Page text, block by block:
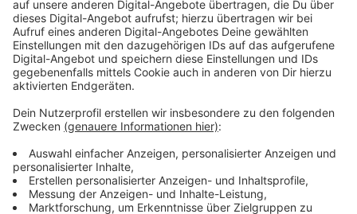
in der Regel nicht. Auch die Geflügelhöfe in und rund
um Mönchengladbach zeigen sich entspannt, wie eine
stichprobenartige Radio 90,1-Umfrage zeigt.
Auswirkungen auf's Geschäft habe die Vogelgrippe
bisher nicht.
Noch ein Hinweis von der Stadt: Wer viele tote Vögel
auf einem Fleck oder vereinzelt größere tote Vögel
wie Gänse oder Enten findet, sollte sie nicht anfassen,
sondern die Stadt oder die Feuerwehr informieren. Nur
eine Untersuchung im Labor kann feststellen, ob es